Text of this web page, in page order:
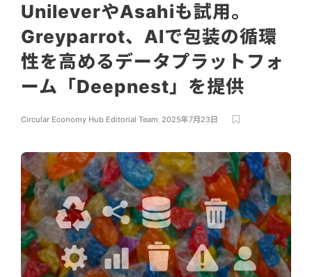
UnileverやAsahiも試用。
Greyparrot、AIで包装の循環
性を高めるデータプラットフォ
ーム「Deepnest」を提供
Circular Economy Hub Editorial Team, 2025年7月23日